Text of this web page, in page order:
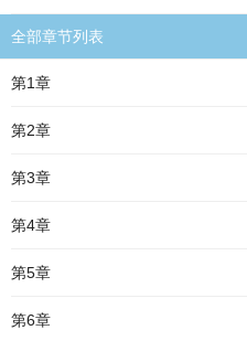
全部章节列表
第1章
第2章
第3章
第4章
第5章
第6章